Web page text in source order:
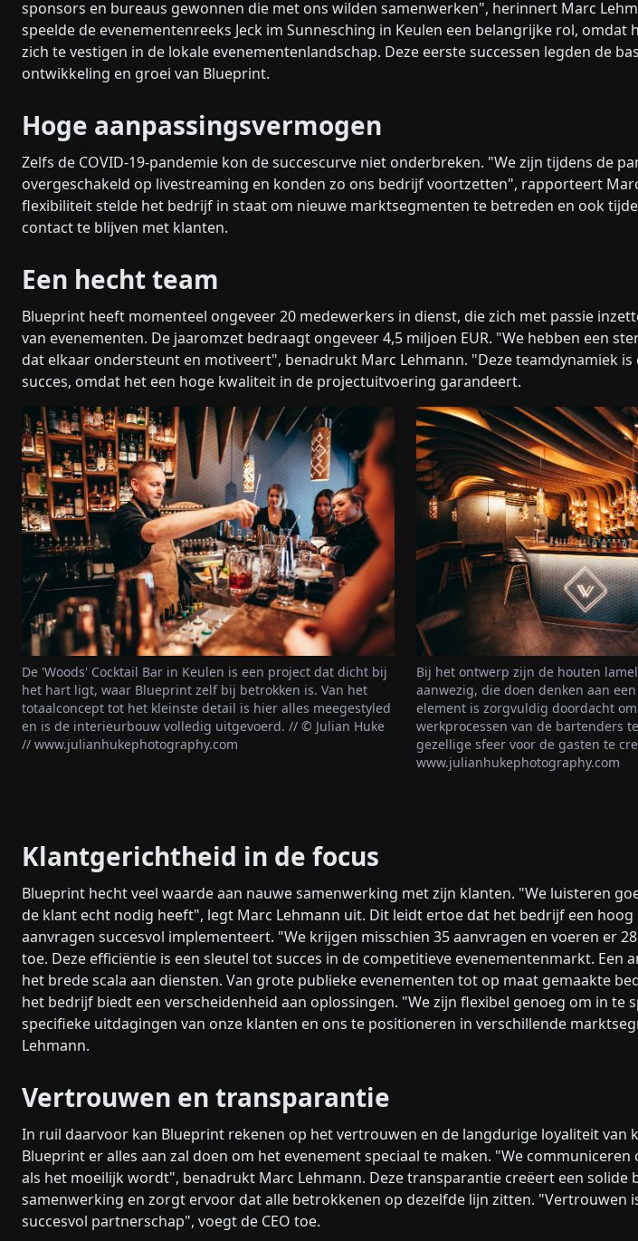
sponsors en bureaus gewonnen die met ons wilden samenwerken", herinnert Marc
speelde de evenementenreeks Jeck im Sunnesching in Keulen een belangrijke rol, omdat
zich te vestigen in de lokale evenementenlandschap. Deze eerste successen legden de
ontwikkeling en groei van Blueprint.
Hoge aanpassingsvermogen
Zelfs de COVID-19-pandemie kon de succescurve niet onderbreken. "We zijn tijdens de
overgeschakeld op livestreaming en konden zo ons bedrijf voortzetten", rapporteert
flexibiliteit stelde het bedrijf in staat om nieuwe marktsegmenten te betreden en ook
contact te blijven met klanten.
Een hecht team
Blueprint heeft momenteel ongeveer 20 medewerkers in dienst, die zich met passie
van evenementen. De jaaromzet bedraagt ongeveer 4,5 miljoen EUR. "We hebben een
dat elkaar ondersteunt en motiveert", benadrukt Marc Lehmann. "Deze teamdynamiek is
succes, omdat het een hoge kwaliteit in de projectuitvoering garandeert.
De 'Woods' Cocktail Bar in Keulen is een project dat dicht bij
het hart ligt, waar Blueprint zelf bij betrokken is. Van het
totaalconcept tot het kleinste detail is hier alles meegestyled
en is de interieurbouw volledig uitgevoerd. // © Julian Huke
// www.julianhukephotography.com
Bij het ontwerp zijn de houten
aanwezig, die doen denken aan
element is zorgvuldig doordacht
werkprocessen van de bartenders
gezellige sfeer voor de gasten te
www.julianhukephotography.com
Klantgerichtheid in de focus
Blueprint hecht veel waarde aan nauwe samenwerking met zijn klanten. "We luisteren
de klant echt nodig heeft", legt Marc Lehmann uit. Dit leidt ertoe dat het bedrijf een hoog
aanvragen succesvol implementeert. "We krijgen misschien 35 aanvragen en voeren er
toe. Deze efficiëntie is een sleutel tot succes in de competitieve evenementenmarkt. Een
het brede scala aan diensten. Van grote publieke evenementen tot op maat gemaakte
het bedrijf biedt een verscheidenheid aan oplossingen. "We zijn flexibel genoeg om in te
specifieke uitdagingen van onze klanten en ons te positioneren in verschillende
Lehmann.
Vertrouwen en transparantie
In ruil daarvoor kan Blueprint rekenen op het vertrouwen en de langdurige loyaliteit van
Blueprint er alles aan zal doen om het evenement speciaal te maken. "We communiceren
als het moeilijk wordt", benadrukt Marc Lehmann. Deze transparantie creëert een solide
samenwerking en zorgt ervoor dat alle betrokkenen op dezelfde lijn zitten. "Vertrouwen
succesvol partnerschap", voegt de CEO toe.